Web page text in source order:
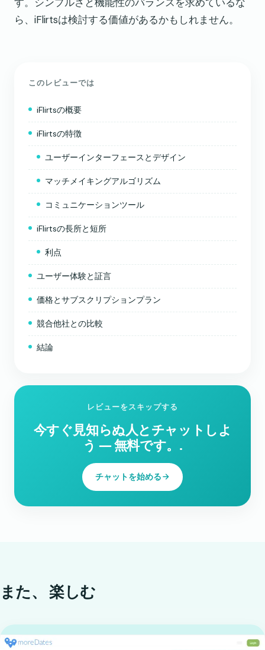
ら、iFlirtsは検討する価値があるかもしれません。
このレビューでは
iFlirtsの概要
iFlirtsの特徴
ユーザーインターフェースとデザイン
マッチメイキングアルゴリズム
コミュニケーションツール
iFlirtsの長所と短所
利点
ユーザー体験と証言
価格とサブスクリプションプラン
競合他社との比較
結論
レビューをスキップする
今すぐ見知らぬ人とチャットしよ
う ― 無料です。.
チャットを始める
また、楽しむ